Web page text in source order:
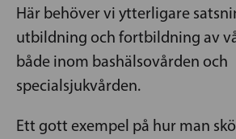
Här behöver vi ytterligare
utbildning och fortbildning av
både inom bashälsovården och
specialsjukvården.
Ett gott exempel på hur man